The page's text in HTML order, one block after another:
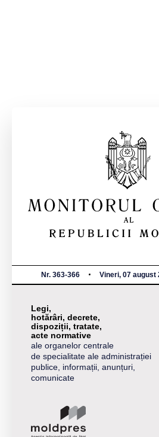
Nr. 363-366 Vineri, 07 august
Legi,
hotărâri, decrete,
dispoziții, tratate,
acte normative
ale organelor centrale
de specialitate ale administrației
publice, informații, anunțuri,
comunicate